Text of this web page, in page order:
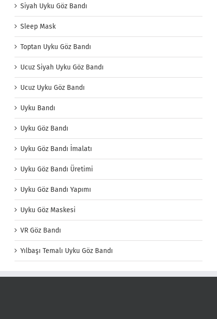
Siyah Uyku Göz Bandı
Sleep Mask
Toptan Uyku Göz Bandı
Ucuz Siyah Uyku Göz Bandı
Ucuz Uyku Göz Bandı
Uyku Bandı
Uyku Göz Bandı
Uyku Göz Bandı İmalatı
Uyku Göz Bandı Üretimi
Uyku Göz Bandı Yapımı
Uyku Göz Maskesi
VR Göz Bandı
Yılbaşı Temalı Uyku Göz Bandı